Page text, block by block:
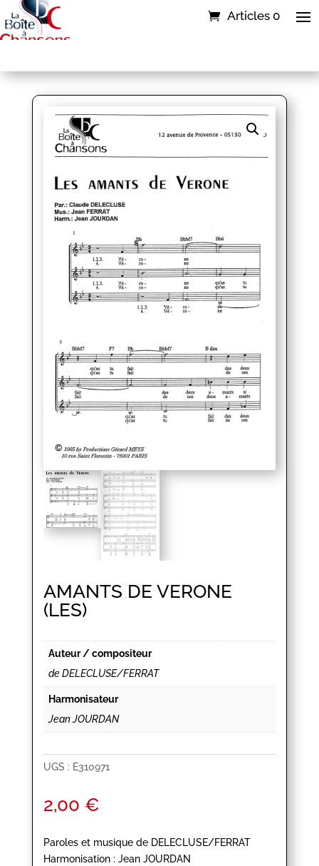
Articles 0
AMANTS DE VERONE
(LES)
Auteur / compositeur
de DELECLUSE/FERRAT
Harmonisateur
Jean JOURDAN
UGS : E310971
2,00 €
Paroles et musique de DELECLUSE/FERRAT
Harmonisation : Jean JOURDAN